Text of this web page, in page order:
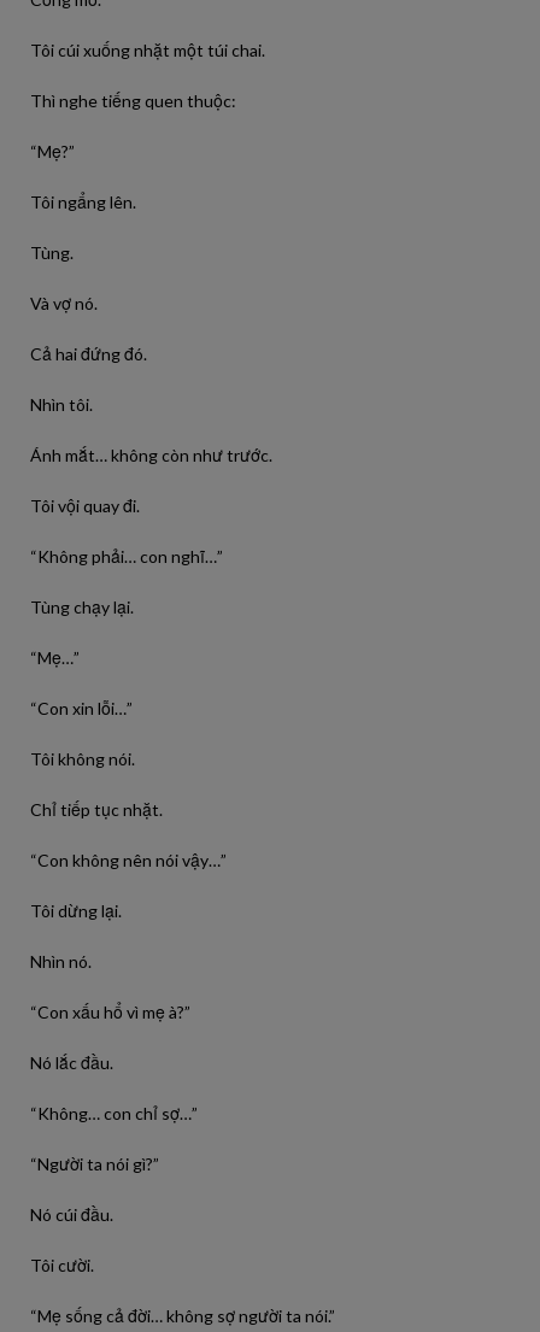
Tôi cúi xuống nhặt một túi chai.
Thì nghe tiếng quen thuộc:
“Mẹ?”
Tôi ngẩng lên.
Tùng.
Và vợ nó.
Cả hai đứng đó.
Nhìn tôi.
Ánh mắt… không còn như trước.
Tôi vội quay đi.
“Không phải… con nghĩ…”
Tùng chạy lại.
“Mẹ…”
“Con xin lỗi…”
Tôi không nói.
Chỉ tiếp tục nhặt.
“Con không nên nói vậy…”
Tôi dừng lại.
Nhìn nó.
“Con xấu hổ vì mẹ à?”
Nó lắc đầu.
“Không… con chỉ sợ…”
“Người ta nói gì?”
Nó cúi đầu.
Tôi cười.
“Mẹ sống cả đời… không sợ người ta nói.”